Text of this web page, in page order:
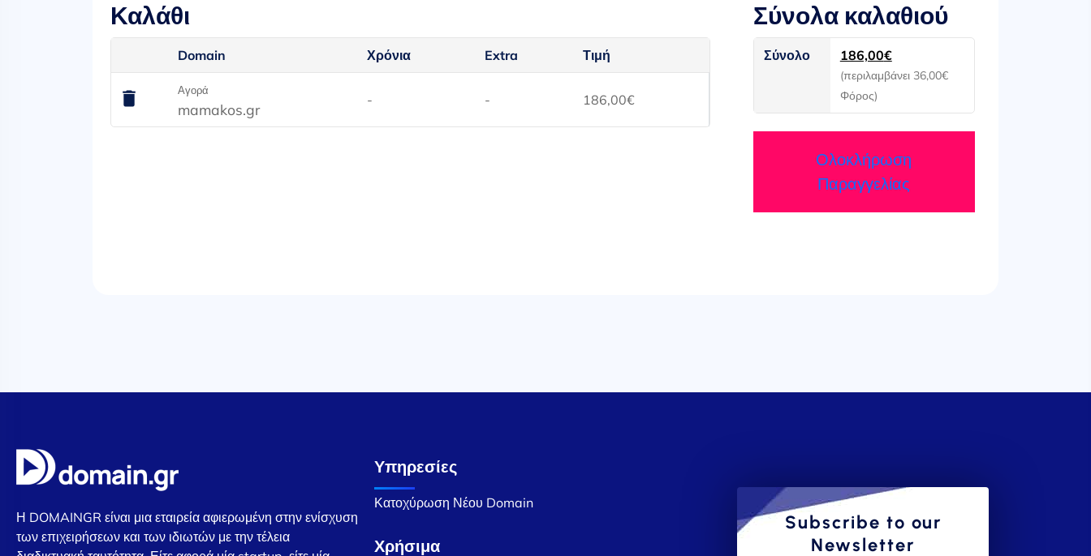
Καλάθι
Domain Χρόνια Extra Τιμή
Αγορά
mamakos.gr
- - 186,00€
Σύνολα καλαθιού
Σύνολο 186,00€
(περιλαμβάνει 36,00€
Φόρος)
Ολοκλήρωση
Παραγγελίας
Η DOMAINGR είναι μια εταιρεία αφιερωμένη στην ενίσχυση
των επιχειρήσεων και των ιδιωτών με την τέλεια
Υπηρεσίες
Κατοχύρωση Νέου Domain
Χρήσιμα
Subscribe to our
Newsletter